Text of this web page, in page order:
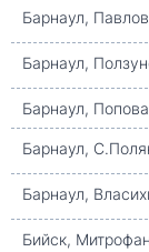
Барнаул,
Барнаул,
Барнаул,
Барнаул,
Барнаул,
Бийск,